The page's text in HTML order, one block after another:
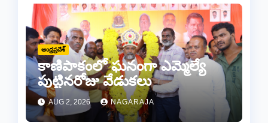
ఆంధ్రప్రదేశ్
కాణిపాకంలో ఘనంగా ఎమ్మెల్యే
పుట్టినరోజు వేడుకలు
AUG 2, 2026 NAGARAJA